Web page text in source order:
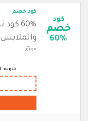
كود
خصم
60%
كود خصم
60%
والملابس
موثق
تنويه: